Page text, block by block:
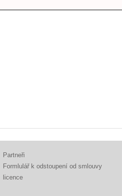
Partneři
Formlulář k odstoupení od smlouvy
licence